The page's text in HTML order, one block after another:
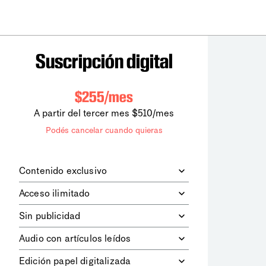
Suscripción digital
$255/mes
A partir del tercer mes $510/mes
Podés cancelar cuando quieras
Contenido exclusivo
digitales dela diaria
los contenidos de Le Monde
diplomatique.
Acceso ilimitado
contenidos.
Sin publicidad
publicitarios.
Audio con artículos leídos
Edición papel digitalizada